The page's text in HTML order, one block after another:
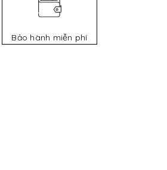
Bảo hành miễn phí